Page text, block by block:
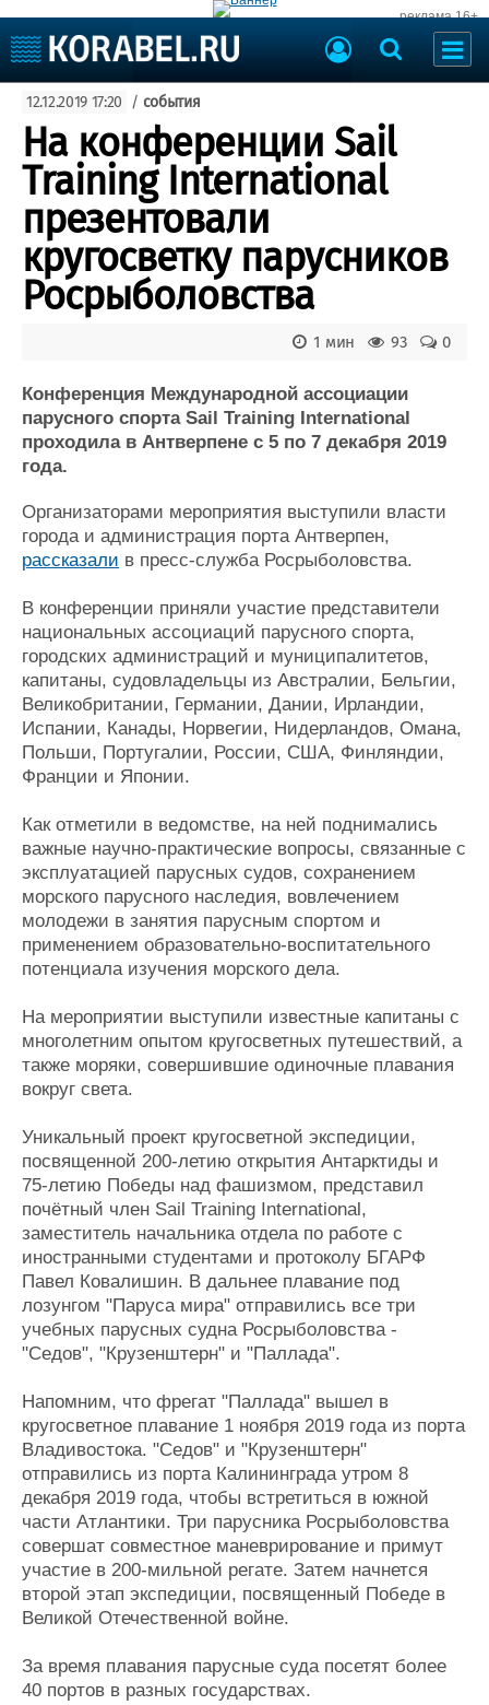
реклама 16+
Судоходство
Судоремонт
События
Пресс-релизы
Порты
Образование
Яхты и катера
Еще
Судостроение
Компании
Репутация
Работа
Крюинг
Журнал
Реклама
Доска объявлений
Оборудование
Изделия
Материалы
Конференции
Выставки и семинары
Личности
Словарь
Флот
Галерея флота
Форум
Отзывы
Все службы
12.12.2019 17:20 / события
На конференции Sail
Training International
презентовали
кругосветку парусников
Росрыболовства
0
93
1 мин
Конференция Международной ассоциации
парусного спорта Sail Training International
проходила в Антверпене с 5 по 7 декабря 2019
года.
Организаторами мероприятия выступили власти
города и администрация порта Антверпен,
рассказали в пресс-служба Росрыболовства.
В конференции приняли участие представители
национальных ассоциаций парусного спорта,
городских администраций и муниципалитетов,
капитаны, судовладельцы из Австралии, Бельгии,
Великобритании, Германии, Дании, Ирландии,
Испании, Канады, Норвегии, Нидерландов, Омана,
Польши, Португалии, России, США, Финляндии,
Франции и Японии.
Как отметили в ведомстве, на ней поднимались
важные научно-практические вопросы, связанные с
эксплуатацией парусных судов, сохранением
морского парусного наследия, вовлечением
молодежи в занятия парусным спортом и
применением образовательно-воспитательного
потенциала изучения морского дела.
На мероприятии выступили известные капитаны с
многолетним опытом кругосветных путешествий, а
также моряки, совершившие одиночные плавания
вокруг света.
Уникальный проект кругосветной экспедиции,
посвященной 200-летию открытия Антарктиды и
75-летию Победы над фашизмом, представил
почётный член Sail Training International,
заместитель начальника отдела по работе с
иностранными студентами и протоколу БГАРФ
Павел Ковалишин. В дальнее плавание под
лозунгом "Паруса мира" отправились все три
учебных парусных судна Росрыболовства -
"Седов", "Крузенштерн" и "Паллада".
Напомним, что фрегат "Паллада" вышел в
кругосветное плавание 1 ноября 2019 года из порта
Владивостока. "Седов" и "Крузенштерн"
отправились из порта Калининграда утром 8
декабря 2019 года, чтобы встретиться в южной
части Атлантики. Три парусника Росрыболовства
совершат совместное маневрирование и примут
участие в 200-мильной регате. Затем начнется
второй этап экспедиции, посвященный Победе в
Великой Отечественной войне.
За время плавания парусные суда посетят более
40 портов в разных государствах.